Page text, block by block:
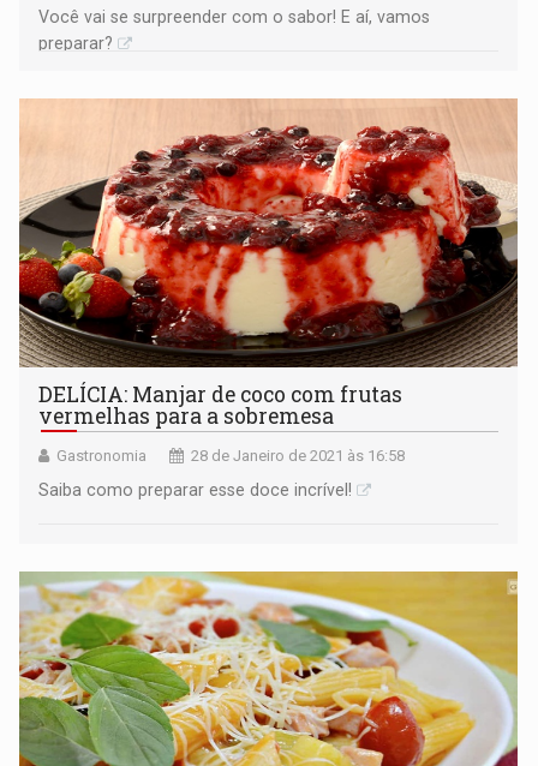
Você vai se surpreender com o sabor! E aí, vamos
preparar?
DELÍCIA: Manjar de coco com frutas
vermelhas para a sobremesa
Gastronomia 28 de Janeiro de 2021 às 16:58
Saiba como preparar esse doce incrível!